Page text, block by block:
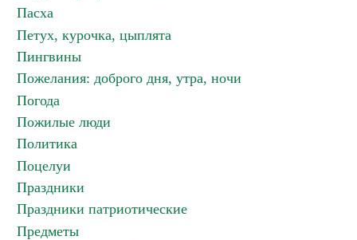
Пасха
Петух, курочка, цыплята
Пингвины
Пожелания: доброго дня, утра, ночи
Погода
Пожилые люди
Политика
Поцелуи
Праздники
Праздники патриотические
Предметы